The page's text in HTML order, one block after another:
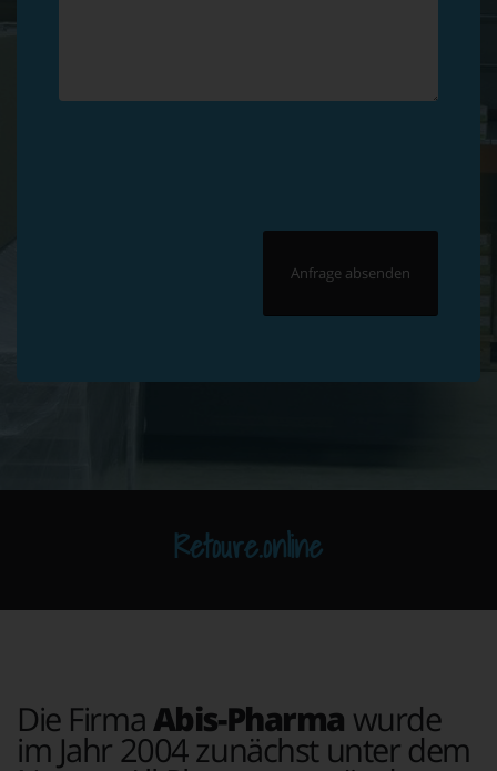
Retoure.online
Die Firma Abis-Pharma wurde
im Jahr 2004 zunächst unter dem